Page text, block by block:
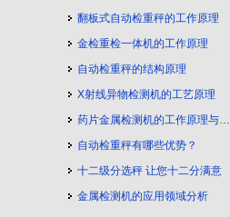
翻板式自动检重秤的工作原理
金检重检一体机的工作原理
自动检重秤的结构原理
X射线异物检测机的工艺原理
药片金属检测机的工作原理与工艺流程
自动检重秤有哪些优势？
十二级分选秤 让您十二分满意
金属检测机的应用领域分析